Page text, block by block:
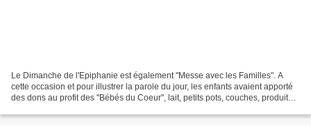
Le Dimanche de l'Epiphanie est également "Messe avec les Familles". A
cette occasion et pour illustrer la parole du jour, les enfants avaient apporté
des dons au profit des "Bébés du Coeur", lait, petits pots, couches, produits